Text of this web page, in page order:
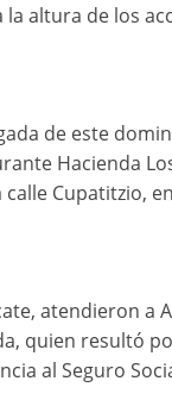
altura de los
de este
Hacienda
Cupatitzio,
atendieron a
quien resultó
al Seguro